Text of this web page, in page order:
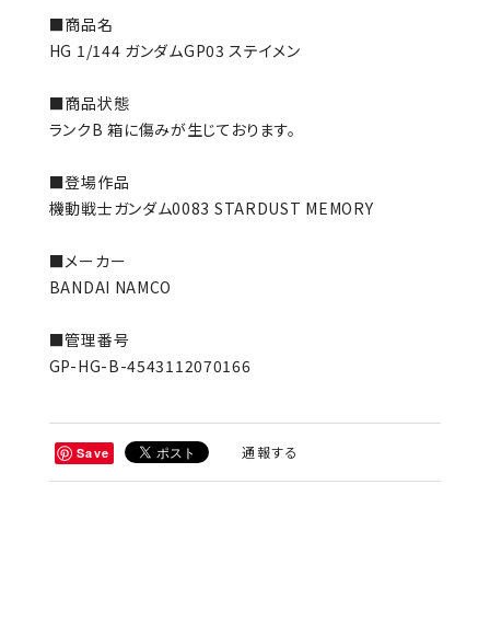
■商品名
HG 1/144 ガンダムGP03 ステイメン
■商品状態
ランクB 箱に傷みが生じております。
■登場作品
機動戦士ガンダム0083 STARDUST MEMORY
■メーカー
BANDAI NAMCO
■管理番号
GP-HG-B-4543112070166
Save 通報する